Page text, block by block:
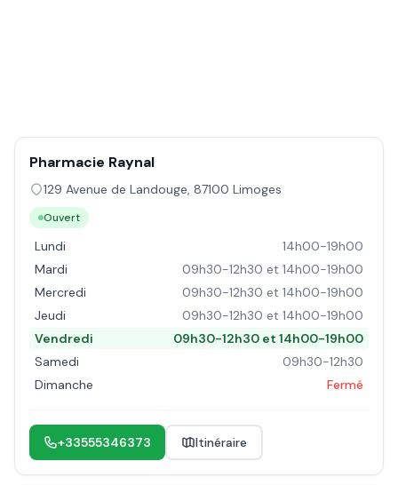
Pharmacie Raynal
129 Avenue de Landouge, 87100 Limoges
Ouvert
Lundi
14h00-19h00
Mardi
09h30-12h30 et 14h00-19h00
Mercredi
09h30-12h30 et 14h00-19h00
Jeudi
09h30-12h30 et 14h00-19h00
Vendredi
09h30-12h30 et 14h00-19h00
Samedi
09h30-12h30
Dimanche
Fermé
+33555346373 Itinéraire